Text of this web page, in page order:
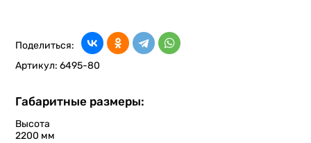
Поделиться:
Артикул: 6495-80
Габаритные размеры:
Высота
2200 мм